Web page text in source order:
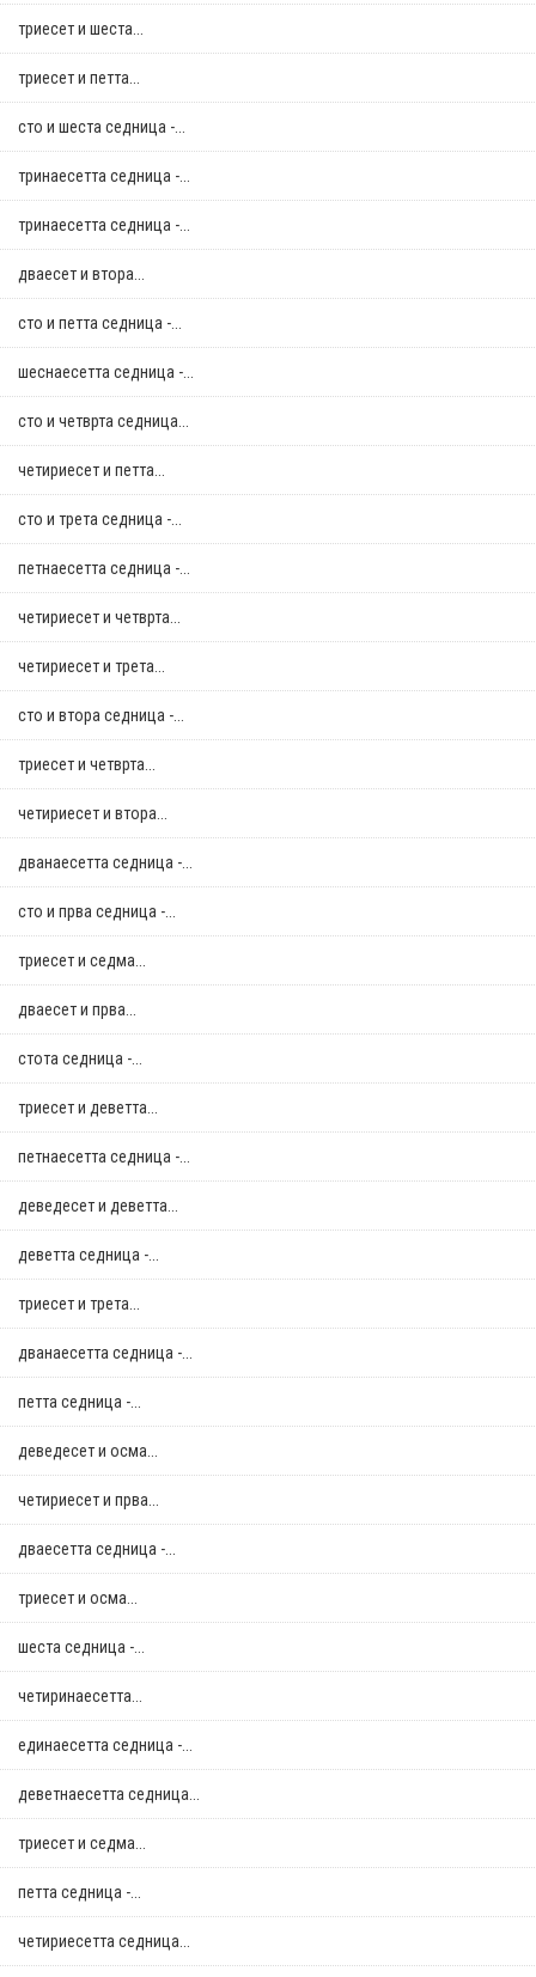
триесет и шеста...
триесет и петта...
сто и шеста седница -...
тринаесетта седница -...
тринаесетта седница -...
дваесет и втора...
сто и петта седница -...
шеснаесетта седница -...
сто и четврта седница...
четириесет и петта...
сто и трета седница -...
петнаесетта седница -...
четириесет и четврта...
четириесет и трета...
сто и втора седница -...
триесет и четврта...
четириесет и втора...
дванаесетта седница -...
сто и прва седница -...
триесет и седма...
дваесет и прва...
стотa седница -...
триесет и деветта...
петнаесетта седница -...
деведесет и деветта...
деветта седница -...
триесет и трета...
дванаесетта седница -...
петта седница -...
деведесет и осма...
четириесет и прва...
дваесетта седница -...
триесет и осма...
шеста седница -...
четиринаесетта...
единаесетта седница -...
деветнаесетта седница...
триесет и седма...
петта седница -...
четириесетта седница...